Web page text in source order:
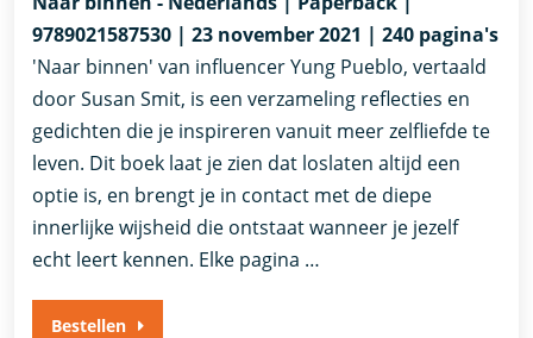
9789021587530 | 23 november 2021 | 240 pagina's
'Naar binnen' van influencer Yung Pueblo, vertaald
door Susan Smit, is een verzameling reflecties en
gedichten die je inspireren vanuit meer zelfliefde te
leven. Dit boek laat je zien dat loslaten altijd een
optie is, en brengt je in contact met de diepe
innerlijke wijsheid die ontstaat wanneer je jezelf
echt leert kennen. Elke pagina …
Bestellen